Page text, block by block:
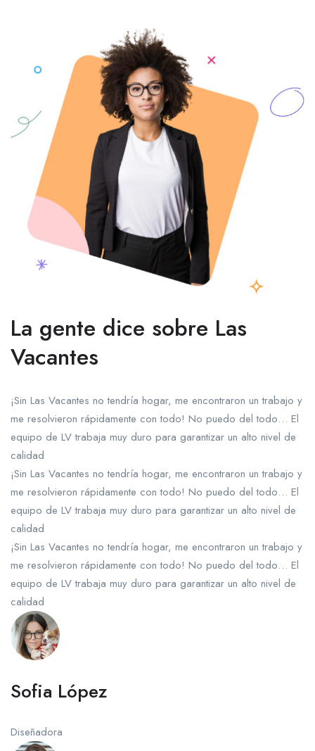
La gente dice sobre Las
Vacantes
¡Sin Las Vacantes no tendría hogar, me encontraron un trabajo y
me resolvieron rápidamente con todo! No puedo del todo… El
equipo de LV trabaja muy duro para garantizar un alto nivel de
calidad
¡Sin Las Vacantes no tendría hogar, me encontraron un trabajo y
me resolvieron rápidamente con todo! No puedo del todo… El
equipo de LV trabaja muy duro para garantizar un alto nivel de
calidad
¡Sin Las Vacantes no tendría hogar, me encontraron un trabajo y
me resolvieron rápidamente con todo! No puedo del todo… El
equipo de LV trabaja muy duro para garantizar un alto nivel de
calidad
Sofia López
Diseñadora